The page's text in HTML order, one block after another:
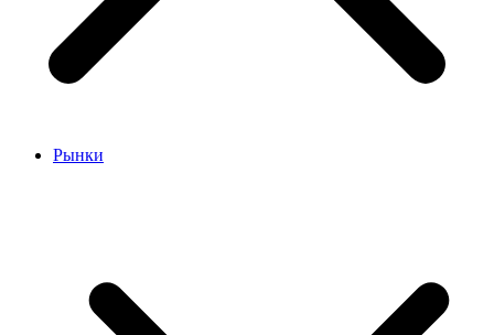
Рынки